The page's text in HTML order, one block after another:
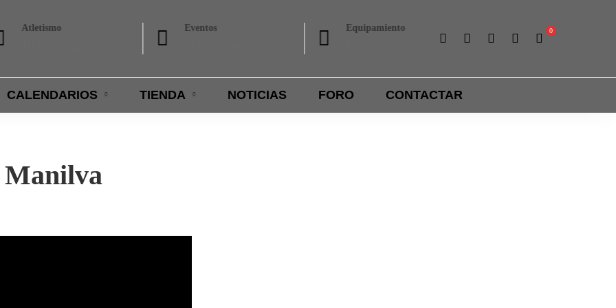
y running
Eventos
BTT, Gymkana
Equipamiento
Ropa y accesorios
Importantes premios
CALENDARIOS TIENDA NOTICIAS FORO CONTACTAR